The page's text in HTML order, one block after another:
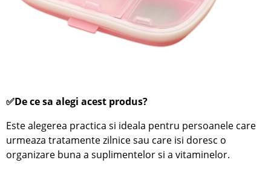
✅De ce sa alegi acest produs?
Este alegerea practica si ideala pentru persoanele care
urmeaza tratamente zilnice sau care isi doresc o
organizare buna a suplimentelor si a vitaminelor.